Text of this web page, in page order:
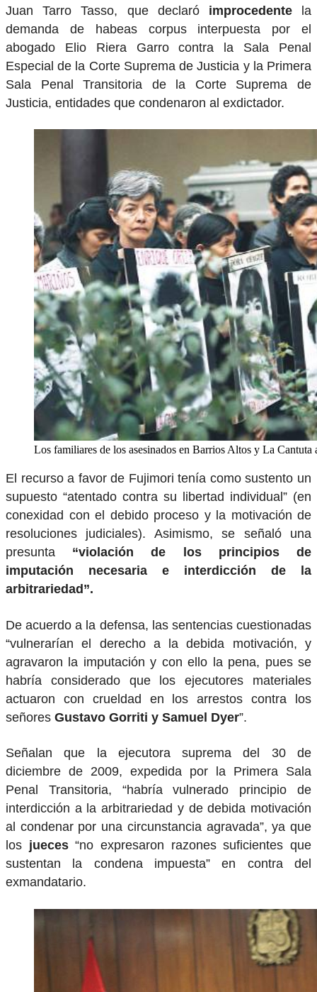
Juan Tarro Tasso, que declaró improcedentela
demanda de habeas corpus interpuesta por el
abogado Elio Riera Garro contra la Sala Penal
Especial de la Corte Suprema de Justicia y la Primera
Sala Penal Transitoria de la Corte Suprema de
Justicia, entidades que condenaron al exdictador.
Los familiares de los asesinados en Barrios Altos y La
El recurso a favor de Fujimori tenía como sustento un
supuesto “atentado contra su libertad individual” (en
conexidad con el debido proceso y la motivación de
resoluciones judiciales). Asimismo, se señaló una
presunta “violación de los principios de
imputación necesaria e interdicción de la
arbitrariedad”.
De acuerdo a la defensa, las sentencias cuestionadas
“vulnerarían el derecho a la debida motivación, y
agravaron la imputación y con ello la pena, pues se
habría considerado que los ejecutores materiales
actuaron con crueldad en los arrestos contra los
señores Gustavo Gorriti y Samuel Dyer”.
Señalan que la ejecutora suprema del 30 de
diciembre de 2009, expedida por la Primera Sala
Penal Transitoria, “habría vulnerado principio de
interdicción a la arbitrariedad y de debida motivación
al condenar por una circunstancia agravada”, ya que
los jueces“no expresaron razones suficientes que
sustentan la condena impuesta” en contra del
exmandatario.